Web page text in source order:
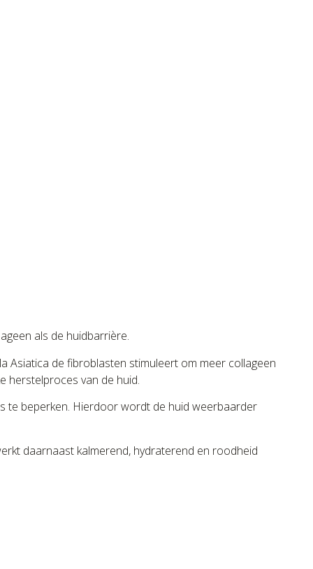
als de huidbarrière.
Asiatica de fibroblasten stimuleert om meer collageen
herstelproces van de huid.
te beperken. Hierdoor wordt de huid weerbaarder
daarnaast kalmerend, hydraterend en roodheid